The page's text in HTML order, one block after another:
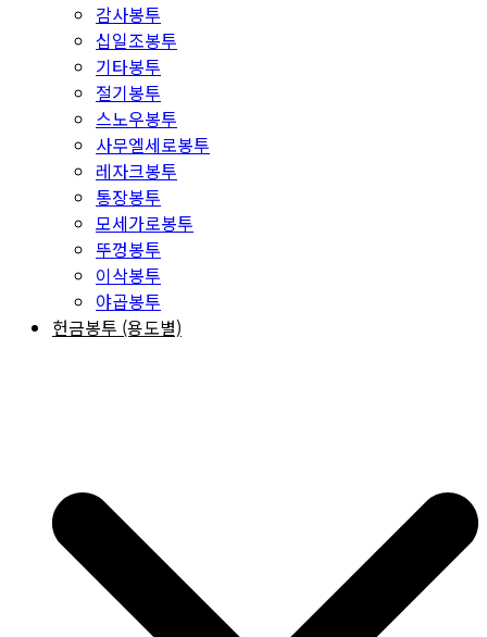
감사봉투
십일조봉투
기타봉투
절기봉투
스노우봉투
사무엘세로봉투
레자크봉투
통장봉투
모세가로봉투
뚜껑봉투
이삭봉투
야곱봉투
헌금봉투 (용도별)